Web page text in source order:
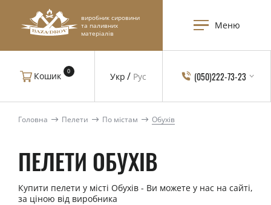
виробник сировини
та паливних
матеріалів
Меню
Укр Рус
Кошик 0 (050)222-73-23
Головна Пелети По містам Обухів
ПЕЛЕТИ ОБУХІВ
Купити пелети у місті Обухів - Ви можете у нас на сайті,
за ціною від виробника